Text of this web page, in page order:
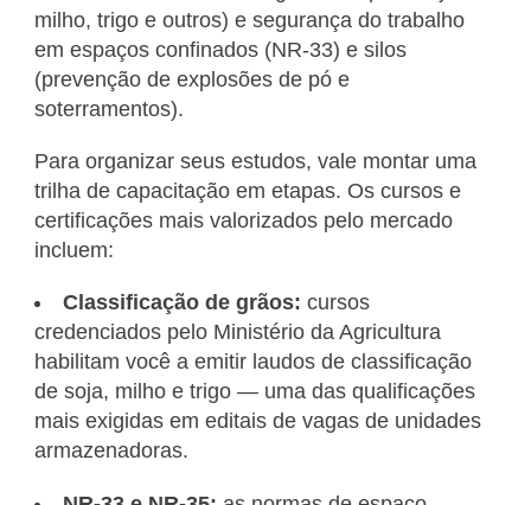
milho, trigo e outros) e segurança do trabalho
em espaços confinados (NR-33) e silos
(prevenção de explosões de pó e
soterramentos).
Para organizar seus estudos, vale montar uma
trilha de capacitação em etapas. Os cursos e
certificações mais valorizados pelo mercado
incluem:
Classificação de grãos: cursos
credenciados pelo Ministério da Agricultura
habilitam você a emitir laudos de classificação
de soja, milho e trigo — uma das qualificações
mais exigidas em editais de vagas de unidades
armazenadoras.